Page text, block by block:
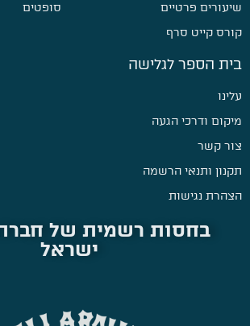
שיעורים פרטיים
קורס קייט סרף
סופטים
בית הספר לגלישה
עלינו
מיקום ודרכי הגעה
צור קשר
תקנון ותנאי הרשמה
הצהרת נגישות
בחסות רשמית של חברת
ישראל